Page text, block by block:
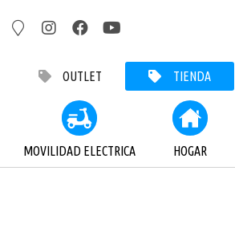
OUTLET TIENDA
MOVILIDAD ELECTRICA HOGAR